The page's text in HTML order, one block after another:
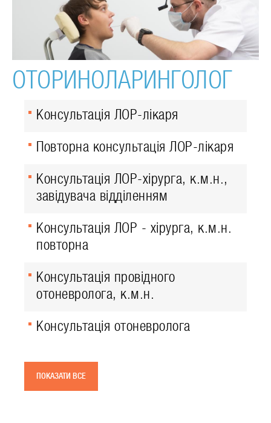
ОТОРИНОЛАРИНГОЛОГ
Консультація ЛОР-лікаря
Повторна консультація ЛОР-лікаря
Консультація ЛОР-хірурга, к.м.н.,
завідувача відділенням
Консультація ЛОР - хірурга, к.м.н.
повторна
Консультація провідного
отоневролога, к.м.н.
Консультація отоневролога
ПОКАЗАТИ ВСЕ